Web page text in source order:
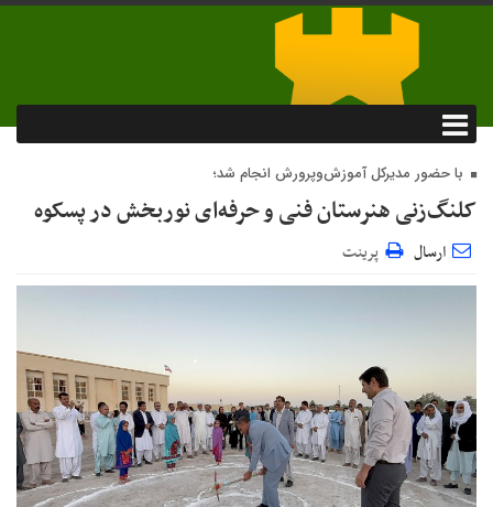
با حضور مدیرکل آموزش‌وپرورش انجام شد؛
کلنگ‌زنی هنرستان فنی و حرفه‌ای نوربخش در پسکوه
ارسال پرینت